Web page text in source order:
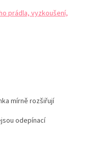
prádla, vyzkoušení,
mírně rozšiřují
odepínací